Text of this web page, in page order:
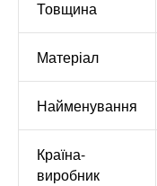
Товщина
Матеріал
Найменування
Країна-
виробник